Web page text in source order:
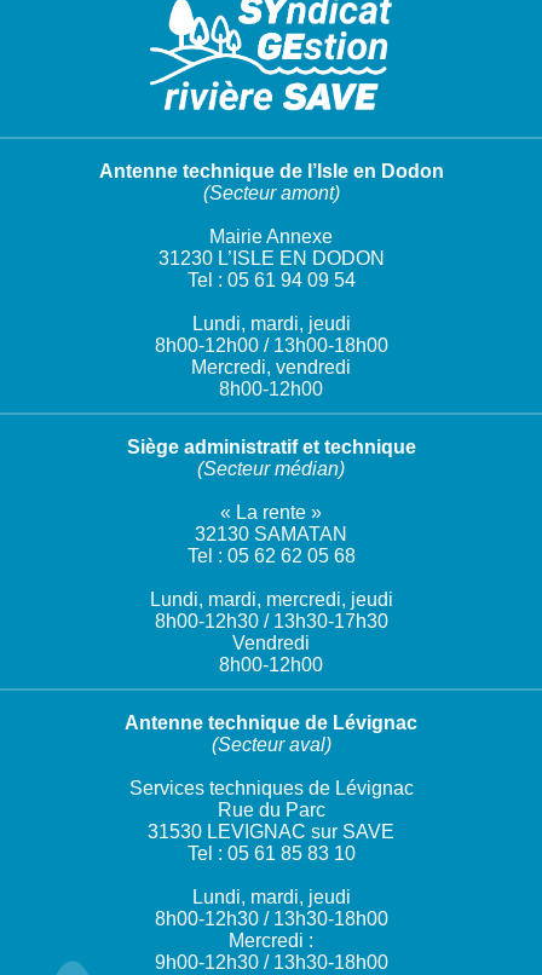
Antenne technique de l’Isle en Dodon
(Secteur amont)
Mairie Annexe
31230 L’ISLE EN DODON
Tel : 05 61 94 09 54
Lundi, mardi, jeudi
8h00-12h00 / 13h00-18h00
Mercredi, vendredi
8h00-12h00
Siège administratif et technique
(Secteur médian)
« La rente »
32130 SAMATAN
Tel : 05 62 62 05 68
Lundi, mardi, mercredi, jeudi
8h00-12h30 / 13h30-17h30
Vendredi
8h00-12h00
Antenne technique de Lévignac
(Secteur aval)
Services techniques de Lévignac
Rue du Parc
31530 LEVIGNAC sur SAVE
Tel : 05 61 85 83 10
Lundi, mardi, jeudi
8h00-12h30 / 13h30-18h00
Mercredi :
9h00-12h30 / 13h30-18h00